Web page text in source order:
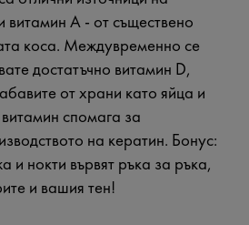
витамин А - от съществено
коса. Междувременно се
достатъчно витамин D,
от храни като яйца и
спомага за
на кератин. Бонус:
и нокти вървят ръка за ръка,
и вашия тен!